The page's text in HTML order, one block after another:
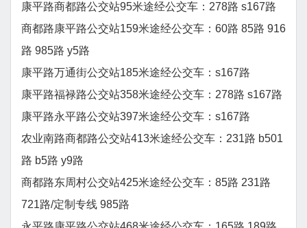
康平路商都路公交站95米途经公交车：278路 s167路
商都路康平路公交站159米途经公交车：60路 85路 916
路 985路 y5路
康平路万通街公交站185米途经公交车：s167路
康平路福禄路公交站358米途经公交车：278路 s167路
康平路永平路公交站397米途经公交车：s167路
农业南路商都路公交站413米途经公交车：231路 b501
路 b5路 y9路
商都路东周村公交站425米途经公交车：85路 231路
721路/定制专线 985路